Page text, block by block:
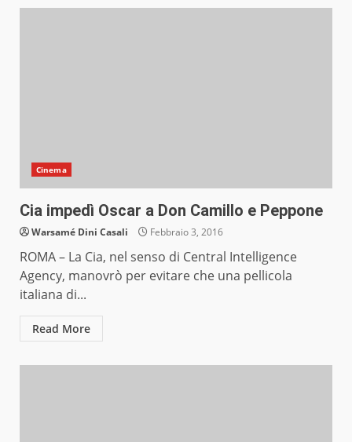
Cinema
Cia impedì Oscar a Don Camillo e Peppone
Warsamé Dini Casali Febbraio 3, 2016
ROMA – La Cia, nel senso di Central Intelligence
Agency, manovrò per evitare che una pellicola
italiana di...
Read More